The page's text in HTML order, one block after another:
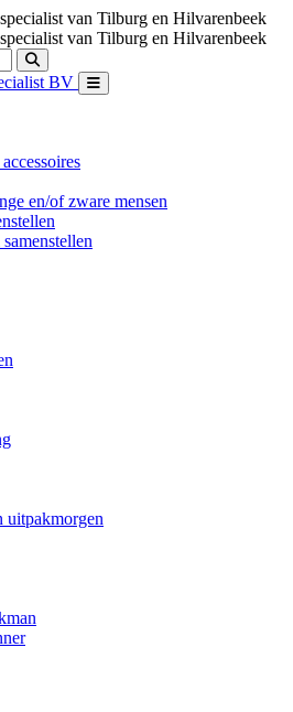
van Tilburg en Hilvarenbeek
van Tilburg en Hilvarenbeek
en/of zware mensen
uitpakmorgen